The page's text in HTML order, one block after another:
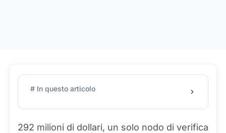
# In questo articolo
292 milioni di dollari, un solo nodo di verifica